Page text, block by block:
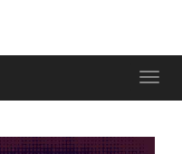
Toggle